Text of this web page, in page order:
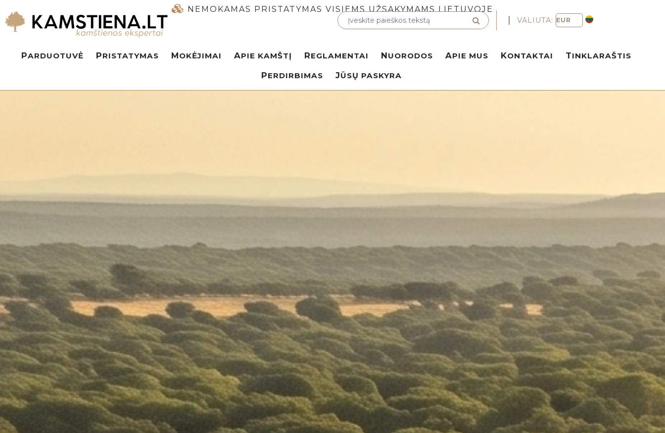
NEMOKAMAS PRISTATYMAS VISIEMS UŽSAKYMAMS LIETUVOJE
VALIUTA:
PARDUOTUVĖ PRISTATYMAS MOKĖJIMAI APIE KAMŠTĮ REGLAMENTAI NUORODOS APIE MUS KONTAKTAI TINKLARAŠTIS
PERDIRBIMAS JŪSŲ PASKYRA